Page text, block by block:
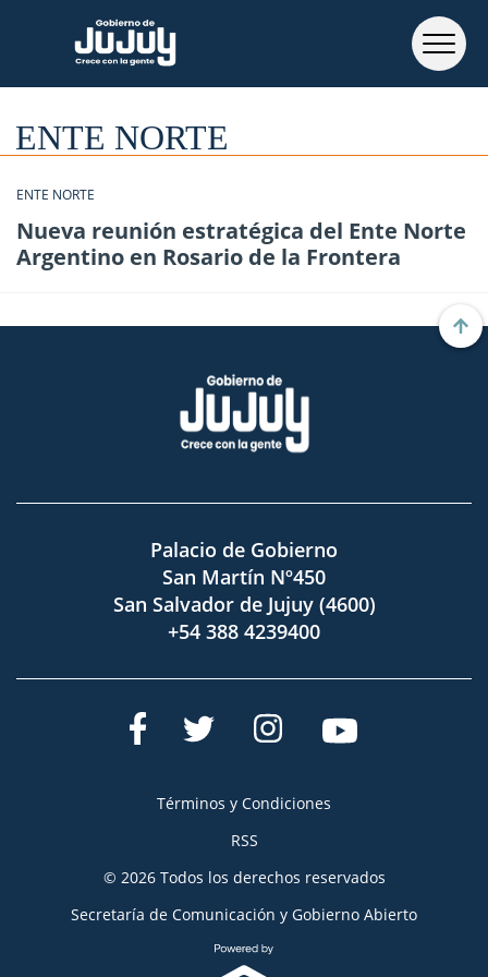
ENTE NORTE
ENTE NORTE
Nueva reunión estratégica del Ente Norte
Argentino en Rosario de la Frontera
Palacio de Gobierno
San Martín Nº450
San Salvador de Jujuy (4600)
+54 388 4239400
Términos y Condiciones
RSS
© 2026 Todos los derechos reservados
Secretaría de Comunicación y Gobierno Abierto